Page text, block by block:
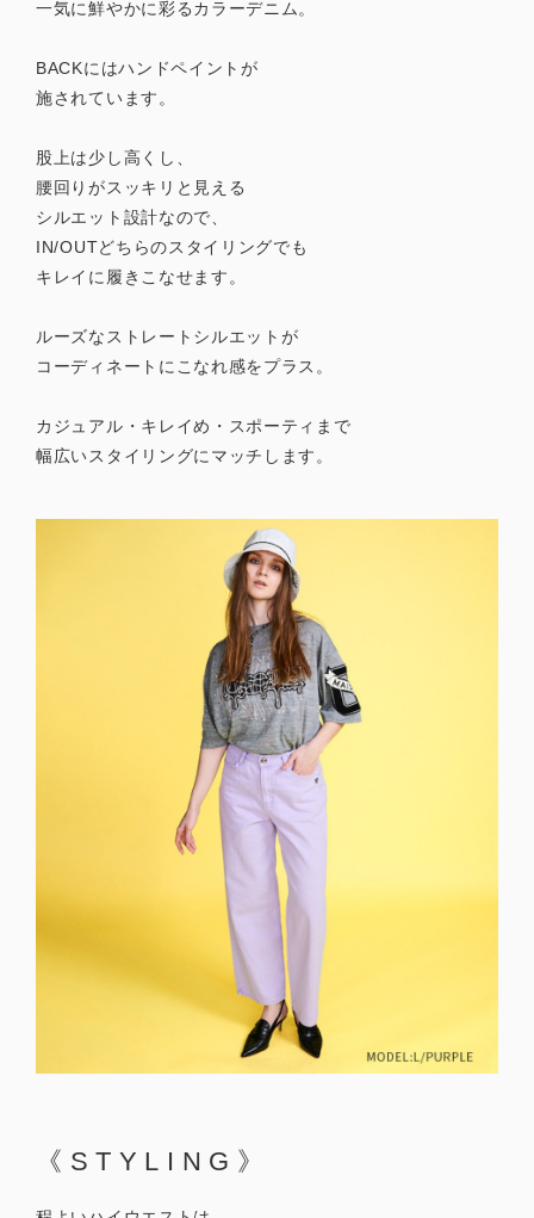
一気に鮮やかに彩るカラーデニム。
BACKにはハンドペイントが
施されています。
股上は少し高くし、
腰回りがスッキリと見える
シルエット設計なので、
IN/OUTどちらのスタイリングでも
キレイに履きこなせます。
ルーズなストレートシルエットが
コーディネートにこなれ感をプラス。
カジュアル・キレイめ・スポーティまで
幅広いスタイリングにマッチします。
《STYLING》